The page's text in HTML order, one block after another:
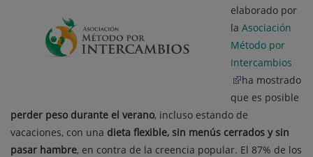
elaborado por
la Asociación
Método por
Intercambios
ha mostrado
que es posible
perder peso durante el verano, incluso estando de
vacaciones, con una dieta flexible, sin menús cerrados y sin
pasar hambre, en contra de la creencia popular. El 87% de los